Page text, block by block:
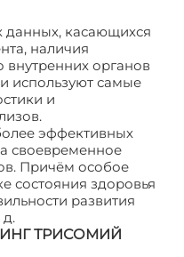
касающихся
наличия
внутренних органов
используют самые
и
эффективных
своевременное
Причём особое
состояния здоровья
развития
ТРИСОМИЙ